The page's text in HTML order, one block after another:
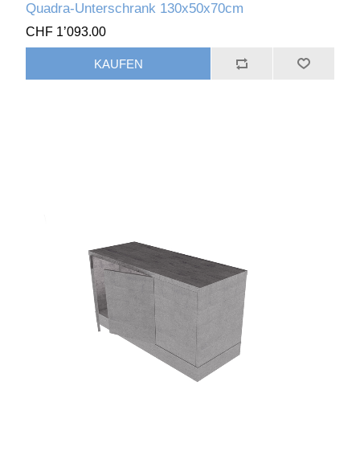
Quadra-Unterschrank 130x50x70cm
CHF 1’093.00